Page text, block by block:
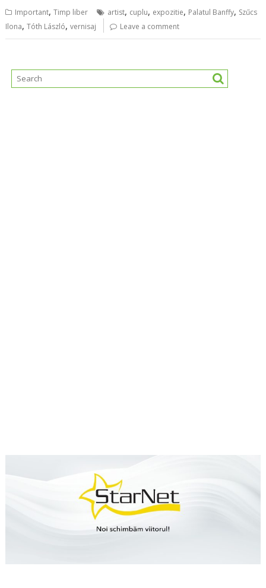
Important,Timp liber artist, cuplu, expozitie, Palatul Banffy, Szűcs
Ilona,Tóth László,vernisaj Leave a comment